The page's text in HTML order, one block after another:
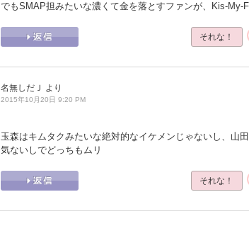
でもSMAP担みたいな濃くて金を落とすファンが、Kis-My-
それな！
名無しだＪ より
2015年10月20日 9:20 PM
玉森はキムタクみたいな絶対的なイケメンじゃないし、山
気ないしでどっちもムリ
それな！